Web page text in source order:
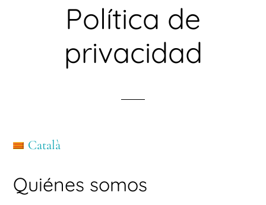
Política de
privacidad
Català
Quiénes somos